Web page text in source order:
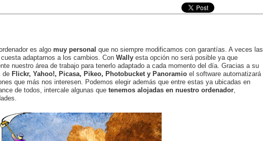
es algo muy personal que no siempre modificamos con garantías. A veces las
adaptarnos a los cambios. Con Wally esta opción no será posible ya que
nuestro área de trabajo para tenerlo adaptado a cada momento del día. Gracias a su
de Flickr, Yahoo!, Picasa, Pikeo, Photobucket y Panoramio el software automatizará
que más nos interesen. Podemos elegir además que entre estas ya ubicadas en
de todos, intercale algunas que tenemos alojadas en nuestro ordenador